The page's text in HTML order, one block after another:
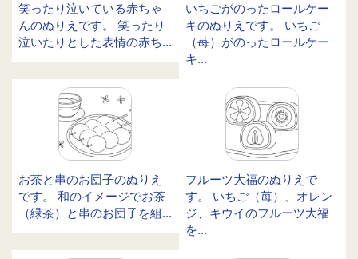
笑ったり泣いている赤ちゃ
んのぬりえです。 笑ったり
泣いたりとした表情の赤ち...
いちごがのったロールケー
キのぬりえです。 いちご
（苺）がのったロールケー
キ...
お茶と串のお団子のぬりえ
です。 和のイメージでお茶
（緑茶）と串のお団子を組...
フルーツ大福のぬりえで
す。 いちご（苺）、オレン
ジ、キウイのフルーツ大福
を...